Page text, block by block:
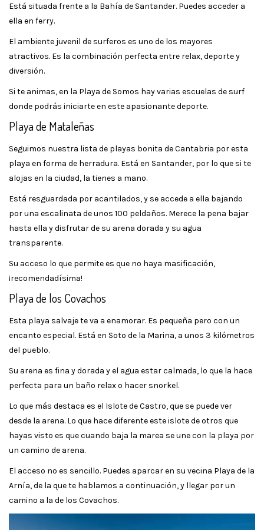
Está situada frente a la Bahía de Santander. Puedes acceder a
ella en ferry.
El ambiente juvenil de surferos es uno de los mayores
atractivos. Es la combinación perfecta entre relax, deporte y
diversión.
Si te animas, en la Playa de Somos hay varias escuelas de surf
donde podrás iniciarte en este apasionante deporte.
Playa de Mataleñas
Seguimos nuestra lista de playas bonita de Cantabria por esta
playa en forma de herradura. Está en Santander, por lo que si te
alojas en la ciudad, la tienes a mano.
Está resguardada por acantilados, y se accede a ella bajando
por una escalinata de unos 100 peldaños. Merece la pena bajar
hasta ella y disfrutar de su arena dorada y su agua
transparente.
Su acceso lo que permite es que no haya masificación,
¡recomendadísima!
Playa de los Covachos
Esta playa salvaje te va a enamorar. Es pequeña pero con un
encanto especial. Está en Soto de la Marina, a unos 3 kilómetros
del pueblo.
Su arena es fina y dorada y el agua estar calmada, lo que la hace
perfecta para un baño relax o hacer snorkel.
Lo que más destaca es el Islote de Castro, que se puede ver
desde la arena. Lo que hace diferente este islote de otros que
hayas visto es que cuando baja la marea se une con la playa por
un camino de arena.
El acceso no es sencillo. Puedes aparcar en su vecina Playa de la
Arnía, de la que te hablamos a continuación, y llegar por un
camino a la de los Covachos.